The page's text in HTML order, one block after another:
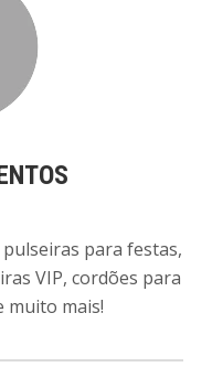
para festas,
VIP, cordões para
muito mais!